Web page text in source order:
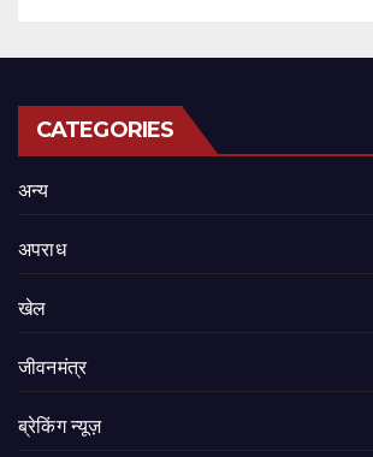
CATEGORIES
अन्य
अपराध
खेल
जीवनमंत्र
ब्रेकिंग न्यूज़